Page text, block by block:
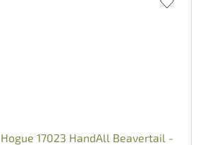
Hogue 17023 HandAll Beavertail -